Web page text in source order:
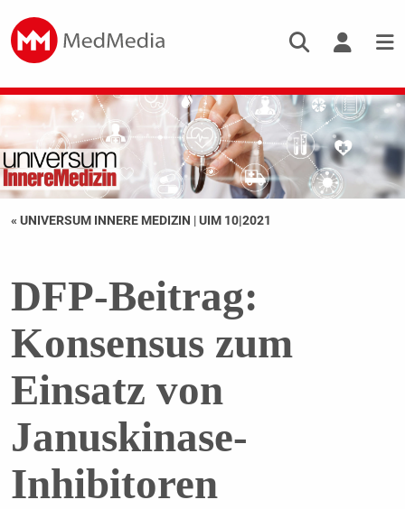
« UNIVERSUM INNERE MEDIZIN |UIM 10|2021
DFP-Beitrag:
Konsensus zum
Einsatz von
Januskinase-
Inhibitoren